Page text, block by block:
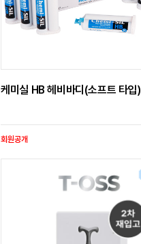
케미실 HB 헤비바디(소프트 타입)
회원공개